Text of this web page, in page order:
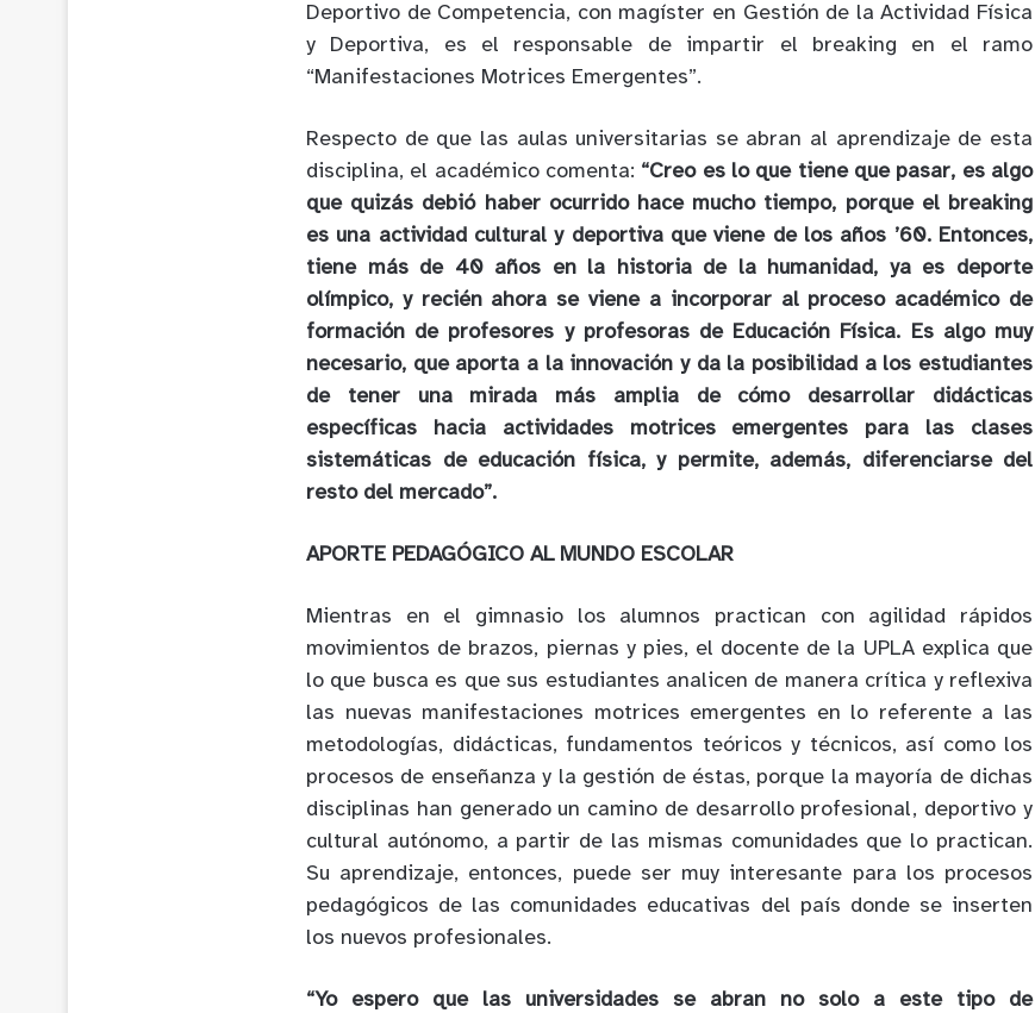
Deportivo de Competencia, con magíster en Gestión de la Actividad Física
y Deportiva, es el responsable de impartir el breaking en el ramo
“Manifestaciones Motrices Emergentes”.
Respecto de que las aulas universitarias se abran al aprendizaje de esta
disciplina, el académico comenta: “Creo es lo que tiene que pasar, es algo
que quizás debió haber ocurrido hace mucho tiempo, porque el breaking
es una actividad cultural y deportiva que viene de los años ’60. Entonces,
tiene más de 40 años en la historia de la humanidad, ya es deporte
olímpico, y recién ahora se viene a incorporar al proceso académico de
formación de profesores y profesoras de Educación Física. Es algo muy
necesario, que aporta a la innovación y da la posibilidad a los estudiantes
de tener una mirada más amplia de cómo desarrollar didácticas
específicas hacia actividades motrices emergentes para las clases
sistemáticas de educación física, y permite, además, diferenciarse del
resto del mercado”.
APORTE PEDAGÓGICO AL MUNDO ESCOLAR
Mientras en el gimnasio los alumnos practican con agilidad rápidos
movimientos de brazos, piernas y pies, el docente de la UPLA explica que
lo que busca es que sus estudiantes analicen de manera crítica y reflexiva
las nuevas manifestaciones motrices emergentes en lo referente a las
metodologías, didácticas, fundamentos teóricos y técnicos, así como los
procesos de enseñanza y la gestión de éstas, porque la mayoría de dichas
disciplinas han generado un camino de desarrollo profesional, deportivo y
cultural autónomo, a partir de las mismas comunidades que lo practican.
Su aprendizaje, entonces, puede ser muy interesante para los procesos
pedagógicos de las comunidades educativas del país donde se inserten
los nuevos profesionales.
“Yo espero que las universidades se abran no solo a este tipo de